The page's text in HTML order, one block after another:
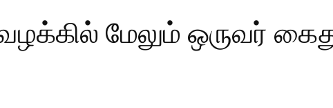
மேலும் ஒருவர்